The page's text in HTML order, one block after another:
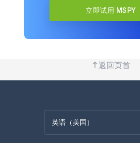
立即试用 MSPY
返回页首
英语（美国）